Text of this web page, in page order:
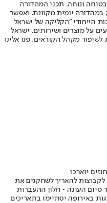
ונוחה. תכני המהדורה
יומית מקוונת, ואפשר
הייחודי "הקליקה של ישראל
על מוצרים ושירותים. ישראל
מקהל הקוראים. פנו אלינו
יוארכו
לקבוצות להאריך לשחקנים את
סיום העונה • חלון ההעברות
באירופה יסתיימו בתאריכים